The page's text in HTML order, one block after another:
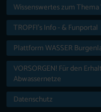
Wissenswertes zum Thema
TROPFI’s Info - & Funportal
Plattform WASSER
VORSORGEN! Für den
Abwassernetze
Datenschutz